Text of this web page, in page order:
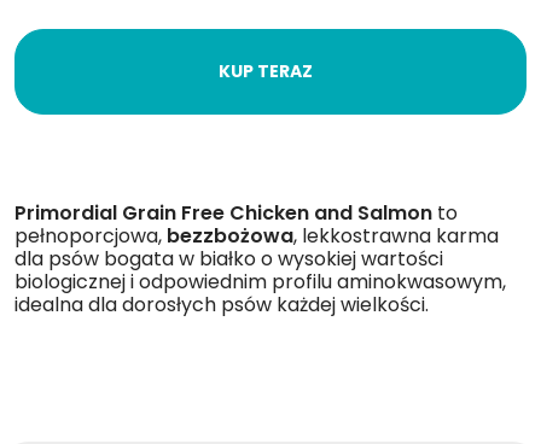
KUP TERAZ
Primordial Grain Free Chicken and Salmon to
pełnoporcjowa, bezzbożowa, lekkostrawna karma
dla psów bogata w białko o wysokiej wartości
biologicznej i odpowiednim profilu aminokwasowym,
idealna dla dorosłych psów każdej wielkości.